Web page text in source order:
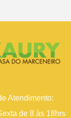
Atendimento:
de 8 às 18hrs